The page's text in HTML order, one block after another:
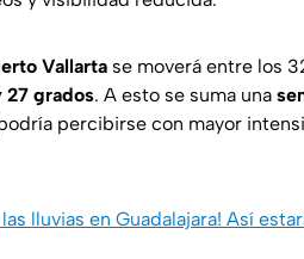
Vallarta se moverá entre los
27 grados. A esto se suma una
percibirse con mayor
las lluvias en Guadalajara! Así